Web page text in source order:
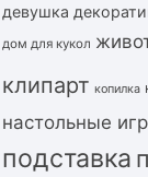
девушка
дом для кукол
клипарт копилка
настольные
подставка